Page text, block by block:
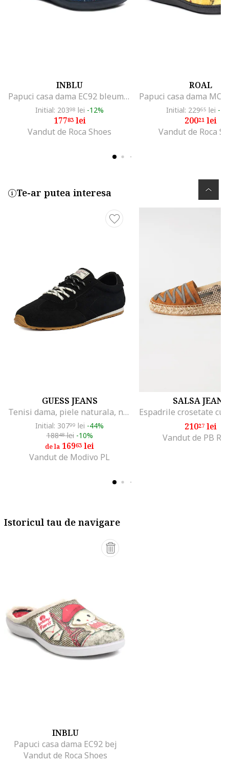
INBLU
Papuci casa dama EC92 bleumarin
Initial: 20398 lei -12%
17783lei
Vandut de Roca Shoes
ROAL
Initial: 22965 lei -
20021lei
Vandut de Roca
Te-ar putea interesa
GUESS JEANS
Tenisi dama, piele naturala, negru
Initial: 30799 lei -44%
18848lei -10%
de la 16963lei
Vandut de Modivo PL
SALSA JEANS
21027lei
Vandut de PB
Istoricul tau de navigare
INBLU
Papuci casa dama EC92 bej
Vandut de Roca Shoes